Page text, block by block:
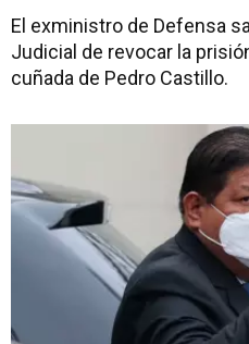
El exministro de Defensa
Judicial de revocar la
cuñada de Pedro Castillo.